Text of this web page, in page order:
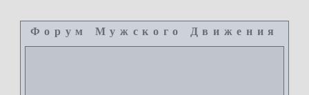
Форум Мужского Движения